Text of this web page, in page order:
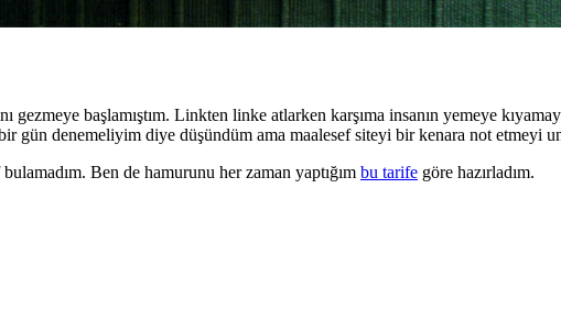
gezmeye başlamıştım. Linkten linke atlarken karşıma insanın yemeye
gün denemeliyim diye düşündüm ama maalesef siteyi bir kenara not etmeyi
Ben de hamurunu her zaman yaptığım bu tarife göre hazırladım.